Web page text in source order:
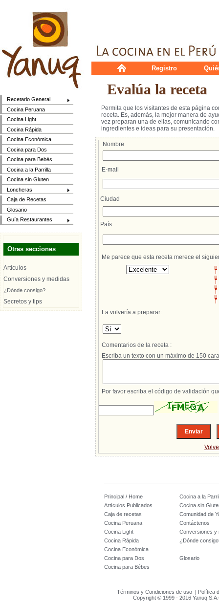
Recetario General
Cocina Peruana
Cocina Light
Cocina Rápida
Cocina Económica
Cocina para Dos
Cocina para Bebés
Cocina a la Parrilla
Cocina sin Gluten
Loncheras
Caja de Recetas
Glosario
Guía Restaurantes
Otras secciones
Artículos
Conversiones y medidas
¿Dónde consigo?
Secretos y tips
Registro
Evalúa la receta
Permita que los visitantes de esta página
receta. Es, además, la mejor manera de
vez preparan una de ellas, comunicando
ingredientes e ideas para su presentación.
Nombre
E-mail
Ciudad
País
Me parece que esta receta merece el
La volvería a preparar:
Comentarios de la receta :
Escriba un texto con un máximo de 150
Por favor escriba el código de validación
Principal / Home
Cocina a la
Artículos Publicados
Cocina sin
Caja de recetas
Comunidad de
Cocina Peruana
Contáctenos
Cocina Light
Conversiones y
Cocina Rápida
¿Dónde
Cocina Económica
Cocina para Dos
Glosario
Cocina para Bébes
Términos y Condiciones de uso| Política
Copyright © 1999 - 2016 Yanuq